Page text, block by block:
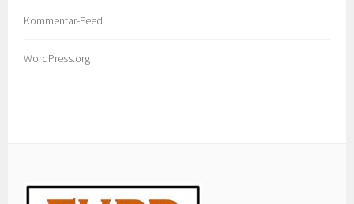
Kommentar-Feed
WordPress.org